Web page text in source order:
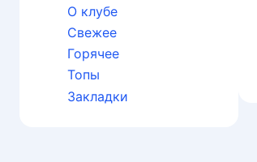
О клубе
Свежее
Горячее
Топы
Закладки